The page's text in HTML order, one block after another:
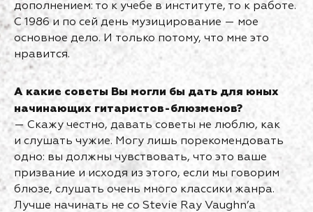
дополнением: то к учебе в институте, то к работе.
С 1986 и по сей день музицирование — мое
основное дело. И только потому, что мне это
нравится.
А какие советы Вы могли бы дать для юных
начинающих гитаристов-блюзменов?
— Скажу честно, давать советы не люблю, как
и слушать чужие. Могу лишь порекомендовать
одно: вы должны чувствовать, что это ваше
призвание и исходя из этого, если мы говорим
блюзе, слушать очень много классики жанра.
Лучше начинать не со Stevie Ray Vaughn’a